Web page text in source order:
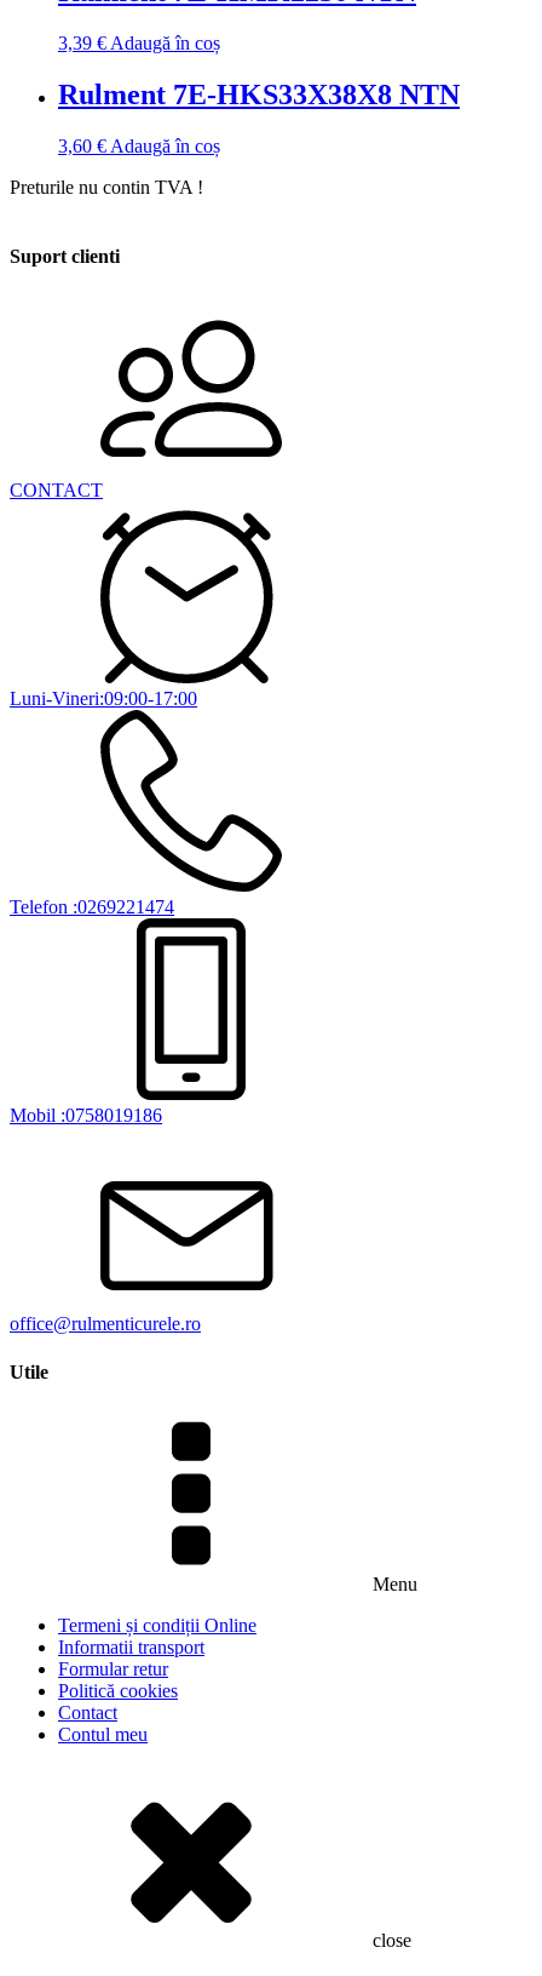
3,39 € Adaugă în coș
Rulment 7E-HKS33X38X8 NTN
3,60 € Adaugă în coș
Preturile nu contin TVA !
Suport clienti
CONTACT
Luni-Vineri:09:00-17:00
Telefon :0269221474
Mobil :0758019186
office@rulmenticurele.ro
Utile
Menu
Termeni și condiții Online
Informatii transport
Formular retur
Politică cookies
Contact
Contul meu
close